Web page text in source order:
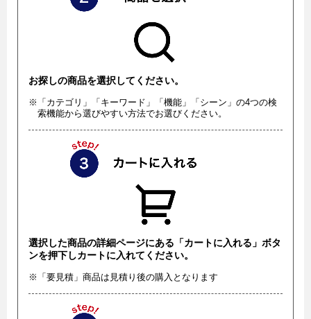
お探しの商品を選択してください。
※「カテゴリ」「キーワード」「機能」「シーン」の4つの検
索機能から選びやすい方法でお選びください。
選択した商品の詳細ページにある「カートに入れる」ボタ
ンを押下しカートに入れてください。
※「要見積」商品は見積り後の購入となります